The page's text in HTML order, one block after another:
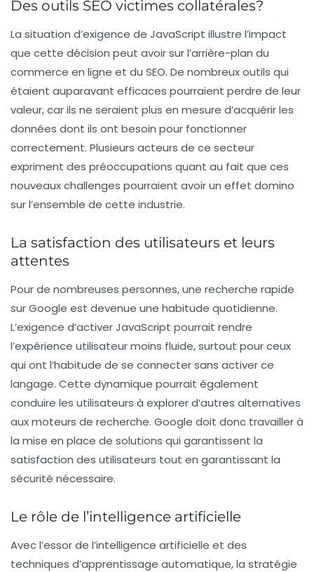
Des outils SEO victimes collatérales?
La situation d’exigence de JavaScript illustre l’impact
que cette décision peut avoir sur l’arrière-plan du
commerce en ligne et du SEO. De nombreux outils qui
étaient auparavant efficaces pourraient perdre de leur
valeur, car ils ne seraient plus en mesure d’acquérir les
données dont ils ont besoin pour fonctionner
correctement. Plusieurs acteurs de ce secteur
expriment des préoccupations quant au fait que ces
nouveaux challenges pourraient avoir un effet domino
sur l’ensemble de cette industrie.
La satisfaction des utilisateurs et leurs
attentes
Pour de nombreuses personnes, une recherche rapide
sur Google est devenue une habitude quotidienne.
L’exigence d’activer JavaScript pourrait rendre
l’expérience utilisateur moins fluide, surtout pour ceux
qui ont l’habitude de se connecter sans activer ce
langage. Cette dynamique pourrait également
conduire les utilisateurs à explorer d’autres alternatives
aux moteurs de recherche. Google doit donc travailler à
la mise en place de solutions qui garantissent la
satisfaction des utilisateurs tout en garantissant la
sécurité nécessaire.
Le rôle de l’intelligence artificielle
Avec l’essor de l’intelligence artificielle et des
techniques d’apprentissage automatique, la stratégie